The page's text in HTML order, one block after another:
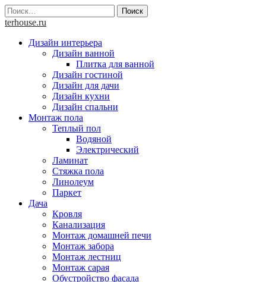
Skip
to
Найти:
terhouse.ru
Дизайн интерьера
Дизайн ванной
Плитка для ванной
Дизайн гостиной
Дизайн для дачи
Дизайн кухни
Дизайн спальни
Монтаж пола
Теплый пол
Водяной
Электрический
Ламинат
Стяжка пола
Линолеум
Паркет
Дача
Кровля
Канализация
Монтаж домашней печи
Монтаж забора
Монтаж лестниц
Монтаж сарая
Обустройство фасада